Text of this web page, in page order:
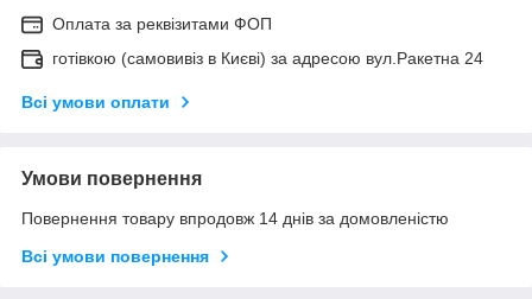
Оплата за реквізитами ФОП
готівкою (самовивіз в Києві) за адресою вул.Ракетна 24
Всі умови оплати
Умови повернення
Повернення товару впродовж 14 днів за домовленістю
Всі умови повернення